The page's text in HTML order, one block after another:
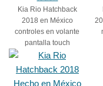
Kia Rio Hatchback
2018 en México
controles en volante
pantalla touch